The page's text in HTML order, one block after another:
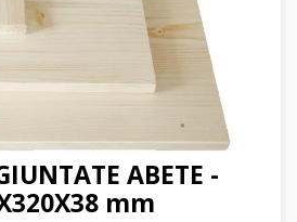
ABETE -
mm